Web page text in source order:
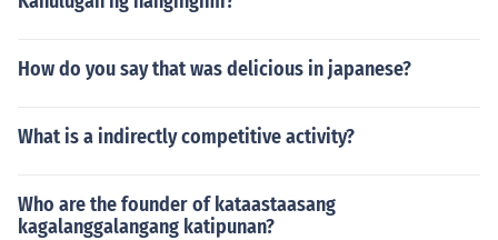
How do you say that was delicious in japanese?
What is a indirectly competitive activity?
Who are the founder of kataastaasang
kagalanggalangang katipunan?